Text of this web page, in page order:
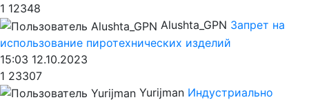
1 12348
Alushta_GPN Запрет на
использование пиротехнических изделий
15:03 12.10.2023
1 23307
Yurijman Индустриально